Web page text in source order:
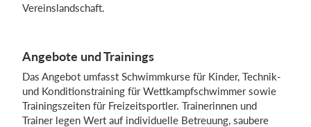
Vereinslandschaft.
Angebote und Trainings
Das Angebot umfasst Schwimmkurse für Kinder, Technik-
und Konditionstraining für Wettkampfschwimmer sowie
Trainingszeiten für Freizeitsportler. Trainerinnen und
Trainer legen Wert auf individuelle Betreuung, saubere